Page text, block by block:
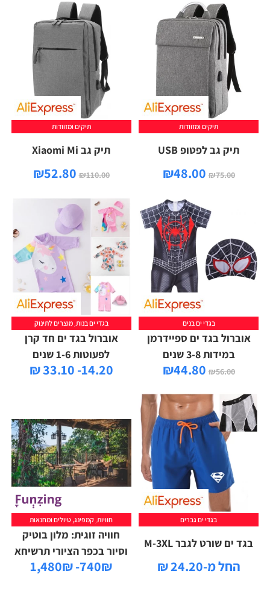
תיקים ומזוודות
תיק גב לפטופ USB
₪75.00
₪48.00
תיקים ומזוודות
תיק גב Xiaomi Mi
₪110.00
₪52.80
בגדי ים בנים
אוברול בגד ים ספיידרמן
במידות 3-8 שנים
₪56.00
₪44.80
בגדי ים בנות ,מוצרים לתינוק
אוברול בגד ים חד קרן
לפעוטות 1-6 שנים
14.20- 33.10 ₪
בגדי ים גברים
בגד ים שורט לגבר M-3XL
החל מ-24.20 ₪
חוויות קמפינג, טיולים ומחנאות
חוויה זוגית: מלון בוטיק
וסיור בכפר הציורי תרשיחא
740₪- 1,480₪